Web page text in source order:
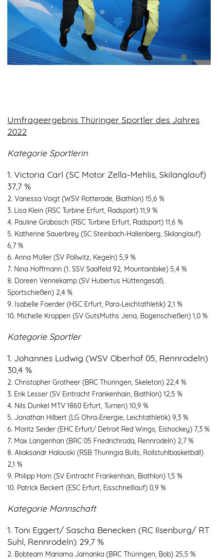
Umfrageergebnis Thüringer Sportler des Jahres
2022
Kategorie Sportlerin
1. Victoria Carl (SC Motor Zella-Mehlis, Skilanglauf)
37,7 %
2. Vanessa Voigt (WSV Rotterode, Biathlon) 15,6 %
3. Lisa Klein (RSC Turbine Erfurt, Radsport) 11,9 %
4. Pauline Grabosch (RSC Turbine Erfurt, Radsport) 11,6 %
5. Katherine Sauerbrey (SC Steinbach-Hallenberg, Skilanglauf)
6,7 %
6. Anna Müller (SV Pöllwitz, Kegeln) 5,9 %
7. Nina Hoffmann (1. SSV Saalfeld 92, Mountainbike) 5,4 %
8. Doreen Vennekamp (SV Hubertus Hüttengesäß,
Sportschießen) 2,4 %
9. Isabelle Foerder (HSC Erfurt, Para-Leichtathletik) 2,1 %
10. Michelle Kroppen (SV GutsMuths Jena, Bogenschießen) 1,0 %
Kategorie Sportler
1. Johannes Ludwig (WSV Oberhof 05, Rennrodeln)
30,4 %
2. Christopher Grotheer (BRC Thüringen, Skeleton) 22,4 %
3. Erik Lesser (SV Eintracht Frankenhain, Biathlon) 12,5 %
4. Nils Dunkel MTV 1860 Erfurt, Turnen) 10,9 %
5. Jonathan Hilbert (LG Ohra-Energie, Leichtathletik) 9,3 %
6. Moritz Seider (EHC Erfurt/ Detroit Red Wings, Eishockey) 7,3 %
7. Max Langenhan (BRC 05 Friedrichroda, Rennrodeln) 2,7 %
8. Aliaksandr Halouski (RSB Thuringia Bulls, Rollstuhlbasketball)
2,1 %
9. Philipp Horn (SV Eintracht Frankenhain, Biathlon) 1,5 %
10. Patrick Beckert (ESC Erfurt, Eisschnelllauf) 0,9 %
Kategorie Mannschaft
1. Toni Eggert/ Sascha Benecken (RC Ilsenburg/ RT
Suhl, Rennrodeln) 29,7 %
2. Bobteam Mariama Jamanka (BRC Thüringen, Bob) 25,5 %